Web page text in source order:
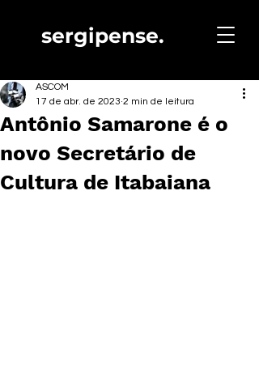
sergipense.
Antônio Samarone é o
novo Secretário de
Cultura de Itabaiana
ASCOM
17 de abr. de 2023 2 min de leitura